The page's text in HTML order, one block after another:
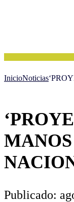
InicioNoticias
Publicado: